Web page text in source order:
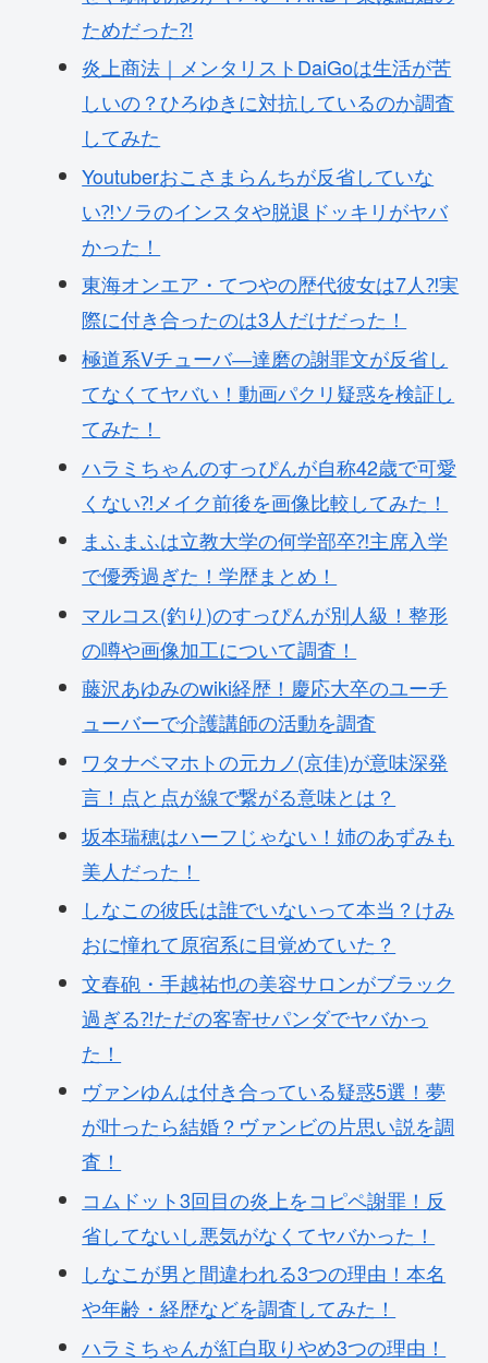
ためだった⁈
炎上商法｜メンタリストDaiGoは生活が苦
しいの？ひろゆきに対抗しているのか調査
してみた
Youtuberおこさまらんちが反省していな
い⁈ソラのインスタや脱退ドッキリがヤバ
かった！
東海オンエア・てつやの歴代彼女は7人⁈実
際に付き合ったのは3人だけだった！
極道系Vチューバ―達磨の謝罪文が反省し
てなくてヤバい！動画パクリ疑惑を検証し
てみた！
ハラミちゃんのすっぴんが自称42歳で可愛
くない⁈メイク前後を画像比較してみた！
まふまふは立教大学の何学部卒⁈主席入学
で優秀過ぎた！学歴まとめ！
マルコス(釣り)のすっぴんが別人級！整形
の噂や画像加工について調査！
藤沢あゆみのwiki経歴！慶応大卒のユーチ
ューバーで介護講師の活動を調査
ワタナベマホトの元カノ(京佳)が意味深発
言！点と点が線で繋がる意味とは？
坂本瑞穂はハーフじゃない！姉のあずみも
美人だった！
しなこの彼氏は誰でいないって本当？けみ
おに憧れて原宿系に目覚めていた？
文春砲・手越祐也の美容サロンがブラック
過ぎる⁈ただの客寄せパンダでヤバかっ
た！
ヴァンゆんは付き合っている疑惑5選！夢
が叶ったら結婚？ヴァンビの片思い説を調
査！
コムドット3回目の炎上をコピペ謝罪！反
省してないし悪気がなくてヤバかった！
しなこが男と間違われる3つの理由！本名
や年齢・経歴などを調査してみた！
ハラミちゃんが紅白取りやめ3つの理由！